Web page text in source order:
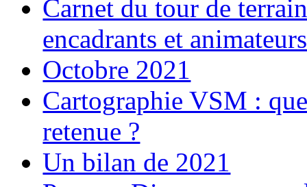
Carnet du tour de
encadrants et animateurs
Octobre 2021
Cartographie VSM :
retenue ?
Un bilan de 2021